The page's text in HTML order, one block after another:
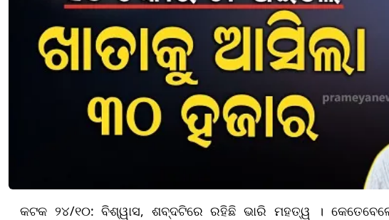
କଟକ ୨୪/୧୦: ବିଶ୍ୱାସ, ଶବ୍ଦଟିରେ ରହିଛି ଭାରି ମହତ୍ୱ ।